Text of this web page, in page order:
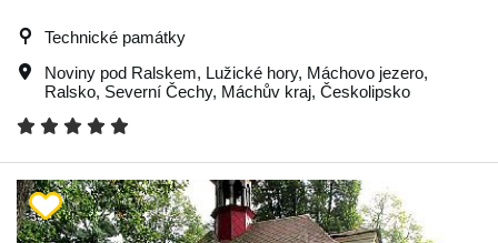
Technické památky
Noviny pod Ralskem, Lužické hory, Máchovo jezero,
Ralsko, Severní Čechy, Máchův kraj, Českolipsko